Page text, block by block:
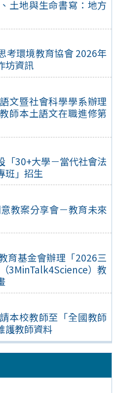
土地與生命書寫：地方
考環境教育協會 2026年
坊資訊
文暨社會科學學系辦理
師本土語文在職進修第
「30+大學－當代社會法
班」招生
教案分享會－教育未來
育基金會辦理「2026三
3MinTalk4Science）教
本校教師至「全國教師
護教師資料